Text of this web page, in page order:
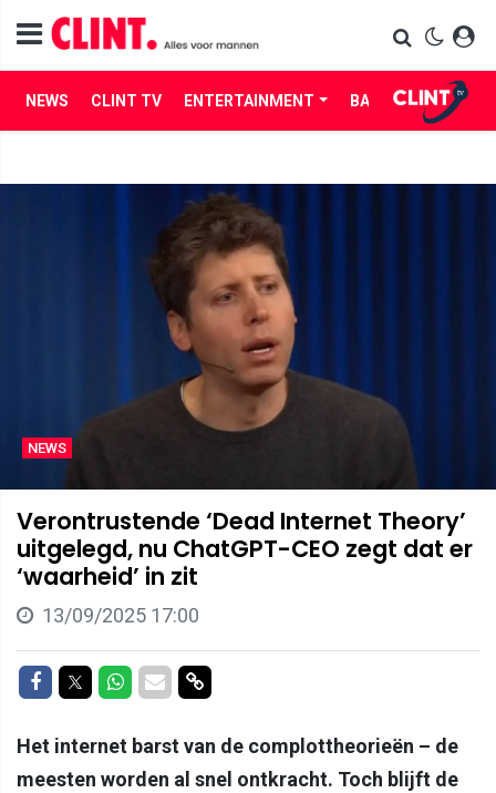
NEWS CLINT TV ENTERTAINMENT BABES LIFE
NEWS
Verontrustende ‘Dead Internet Theory’
uitgelegd, nu ChatGPT-CEO zegt dat er
‘waarheid’ in zit
13/09/2025 17:00
Delen op Facebook
Delen op Twitter
Delen op Whatsapp
Delen via Mail
Delen via link
Het internet barst van de complottheorieën – de
meesten worden al snel ontkracht. Toch blijft de